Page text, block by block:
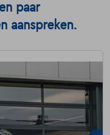
paar
aanspreken.